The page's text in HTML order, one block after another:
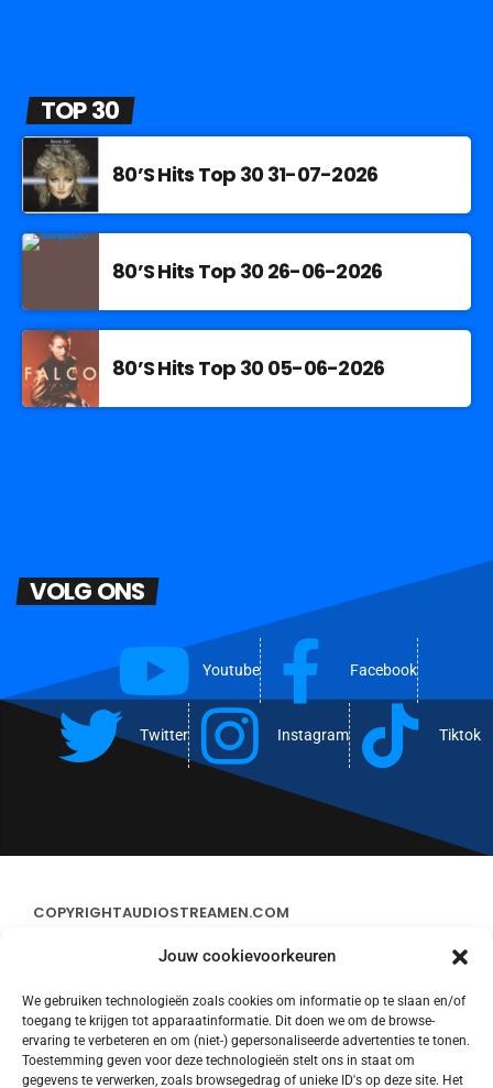
Jouw cookievoorkeuren
We gebruiken technologieën zoals cookies om informatie op te slaan en/of
toegang te krijgen tot apparaatinformatie. Dit doen we om de browse-
ervaring te verbeteren en om (niet-) gepersonaliseerde advertenties te tonen.
Toestemming geven voor deze technologieën stelt ons in staat om
gegevens te verwerken, zoals browsegedrag of unieke ID's op deze site. Het
TOP 30
80’S Hits Top 30 31-07-2026
80’S Hits Top 30 26-06-2026
80’S Hits Top 30 05-06-2026
VOLG ONS
Youtube Facebook
Twitter Instagram Tiktok
COPYRIGHTAUDIOSTREAMEN.COM
CONTACT